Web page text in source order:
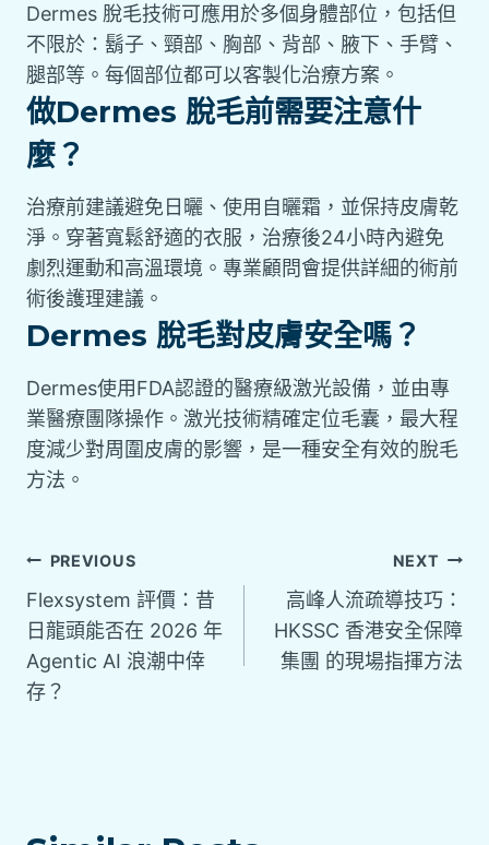
Dermes 脫毛技術可應用於多個身體部位，包括但
不限於：鬍子、頸部、胸部、背部、腋下、手臂、
腿部等。每個部位都可以客製化治療方案。
做Dermes 脫毛前需要注意什
麼？
治療前建議避免日曬、使用自曬霜，並保持皮膚乾
淨。穿著寬鬆舒適的衣服，治療後24小時內避免
劇烈運動和高溫環境。專業顧問會提供詳細的術前
術後護理建議。
Dermes 脫毛對皮膚安全嗎？
Dermes使用FDA認證的醫療級激光設備，並由專
業醫療團隊操作。激光技術精確定位毛囊，最大程
度減少對周圍皮膚的影響，是一種安全有效的脫毛
方法。
PREVIOUS
Flexsystem 評價：昔
日龍頭能否在 2026 年
Agentic AI 浪潮中倖
存？
NEXT
高峰人流疏導技巧：
HKSSC 香港安全保障
集團 的現場指揮方法